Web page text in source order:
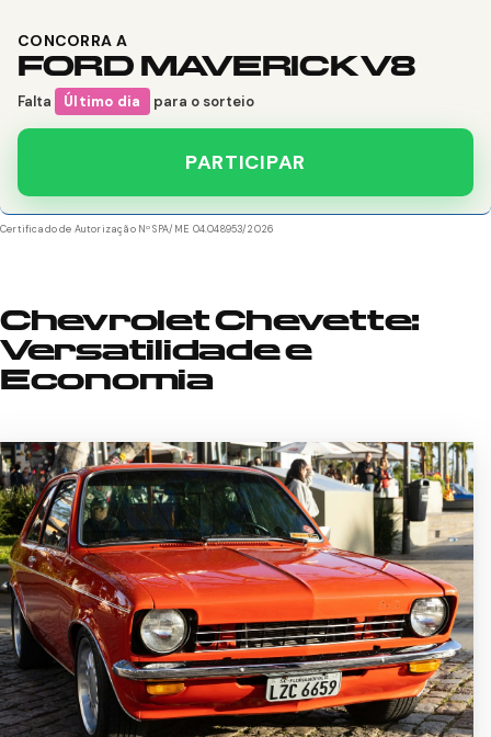
CONCORRA A
FORD MAVERICK V8
Falta Último dia para o sorteio
PARTICIPAR
Certificado de Autorização Nº SPA/ME 04.048953/2026
Chevrolet Chevette:
Versatilidade e
Economia